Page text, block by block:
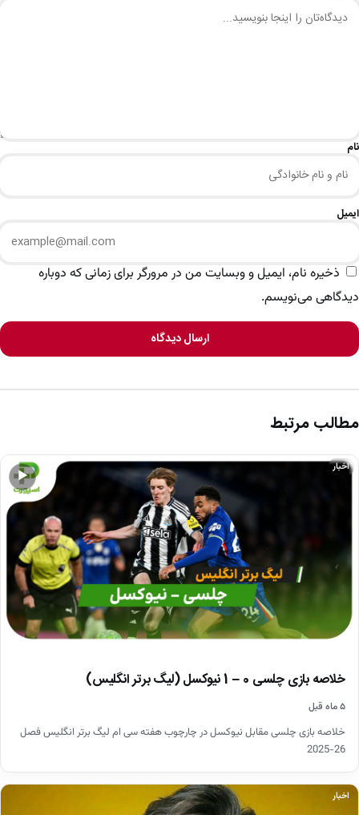
نام
ایمیل
ذخیره نام، ایمیل و وبسایت من در مرورگر برای زمانی که دوباره
دیدگاهی می‌نویسم.
ارسال دیدگاه
مطالب مرتبط
▶
اخبار
خلاصه بازی چلسی 0 – 1 نیوکسل (لیگ برتر انگلیس)
۵ ماه قبل
خلاصه بازی چلسی مقابل نیوکسل در چارچوب هفته سی ام لیگ برتر انگلیس فصل
26-2025
اخبار